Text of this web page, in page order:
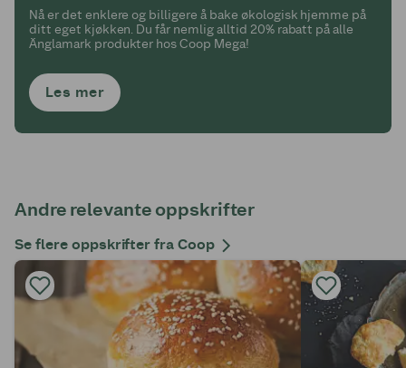
Nå er det enklere og billigere å bake økologisk hjemme på
ditt eget kjøkken. Du får nemlig alltid 20% rabatt på alle
Änglamark produkter hos Coop Mega!
Les mer
Andre relevante oppskrifter
Se flere oppskrifter fra Coop